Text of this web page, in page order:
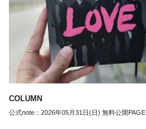
COLUMN
公式note：2026年05月31日(日) 無料公開PAGE